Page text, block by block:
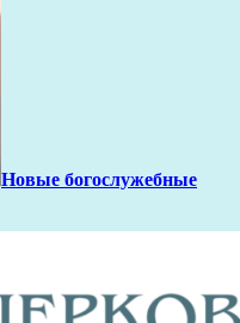
Новые богослужебные